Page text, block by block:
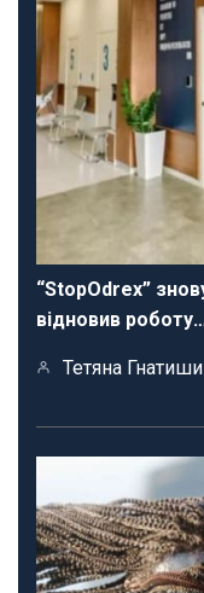
“StopOdrex”
відновив
Тетяна